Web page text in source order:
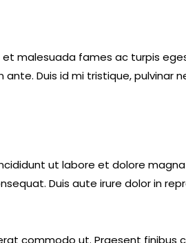
malesuada fames ac turpis
Duis id mi tristique, pulvinar
ut labore et dolore
Duis aute irure dolor in
commodo ut. Praesent finibus